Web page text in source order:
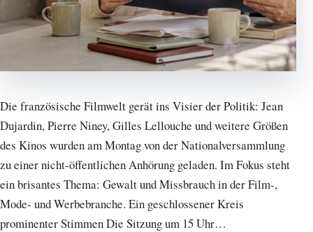
Die französische Filmwelt gerät ins Visier der Politik: Jean
Dujardin, Pierre Niney, Gilles Lellouche und weitere Größen
des Kinos wurden am Montag von der Nationalversammlung
zu einer nicht-öffentlichen Anhörung geladen. Im Fokus steht
ein brisantes Thema: Gewalt und Missbrauch in der Film-,
Mode- und Werbebranche. Ein geschlossener Kreis
prominenter Stimmen Die Sitzung um 15 Uhr…